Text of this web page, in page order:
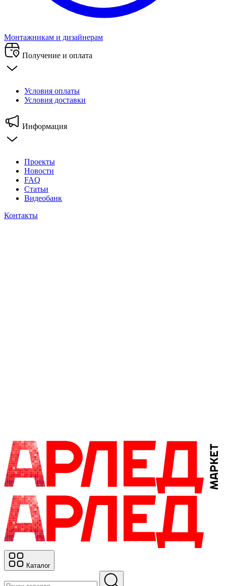
Монтажникам и дизайнерам
Получение и оплата
Условия оплаты
Условия доставки
Информация
Проекты
Новости
FAQ
Статьи
Видеобанк
Контакты
Каталог